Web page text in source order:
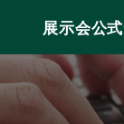
展示会公